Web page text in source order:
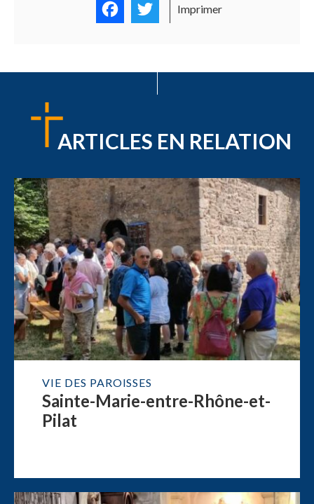
FacebookTwitter
Imprimer
ARTICLES EN RELATION
VIE DES PAROISSES
Sainte-Marie-entre-Rhône-et-
Pilat